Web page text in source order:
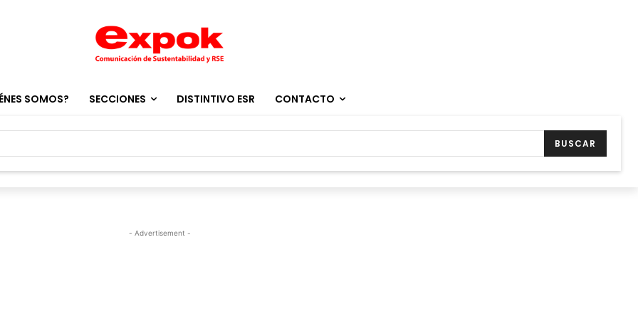
SOMOS? SECCIONES DISTINTIVO ESR CONTACTO
BUSCAR
- Advertisement -